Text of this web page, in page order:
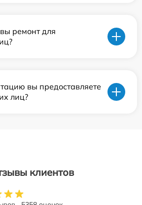
ремонт для
вы предоставляете
лиц?
клиентов